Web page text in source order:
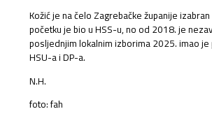
Kožić je na čelo Zagrebačke županije
početku je bio u HSS-u, no od 2018. je
posljednjim lokalnim izborima 2025. imao je
HSU-a i DP-a.
N.H.
foto: fah